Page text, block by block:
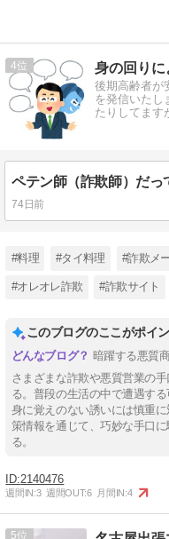
4 身の回り
後期高齢者が
を発信いたし
たりしてます
74日前
#料理 #タイ料理 #詐欺メ
#オレオレ詐欺 #詐欺サイト
このブログのここがポイ
暗躍する悪質
さまざまな詐欺や悪質営業の
る。普段の生活の中で遭遇す
身に覚えのない誘いには慎重
策情報を通じて、巧妙な手口
る。
2140476
週間IN:3 週間OUT:6 月間IN:4
5